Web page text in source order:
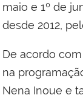
maio e 1º de
desde 2012,
De acordo
na
Nena Inoue e